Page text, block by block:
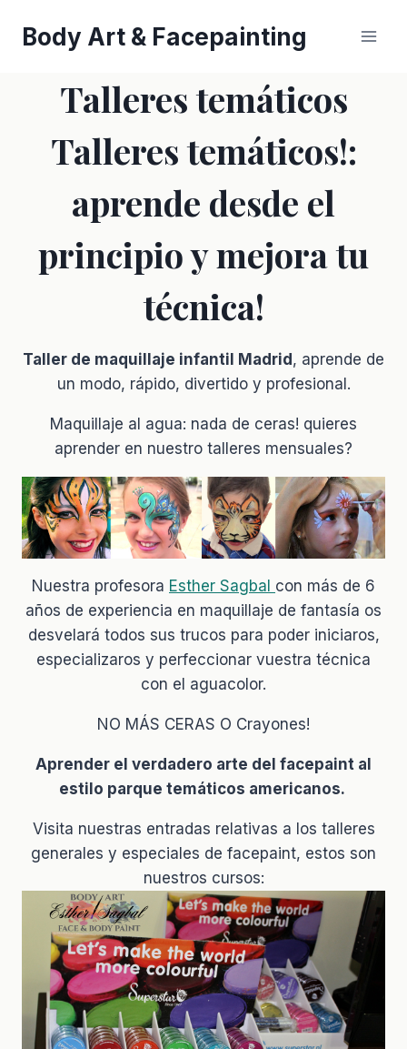
Body Art & Facepainting
Talleres temáticos
Talleres temáticos!:
aprende desde el
principio y mejora tu
técnica!
Taller de maquillaje infantil Madrid , aprende de
un modo, rápido, divertido y profesional.
Maquillaje al agua: nada de ceras! quieres
aprender en nuestro talleres mensuales?
Nuestra profesora Esther Sagbal con más de 6
años de experiencia en maquillaje de fantasía os
desvelará todos sus trucos para poder iniciaros,
especializaros y perfeccionar vuestra técnica
con el aguacolor.
NO MÁS CERAS O Crayones!
Aprender el verdadero arte del facepaint al
estilo parque temáticos americanos.
Visita nuestras entradas relativas a los talleres
generales y especiales de facepaint, estos son
nuestros cursos: